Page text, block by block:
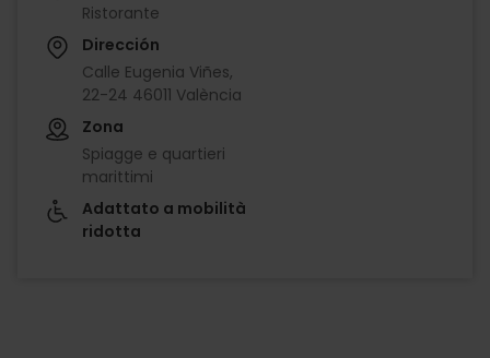
Ristorante
Dirección
Calle Eugenia Viñes,
22-24 46011 València
Zona
Spiagge e quartieri
marittimi
Adattato a mobilità
ridotta